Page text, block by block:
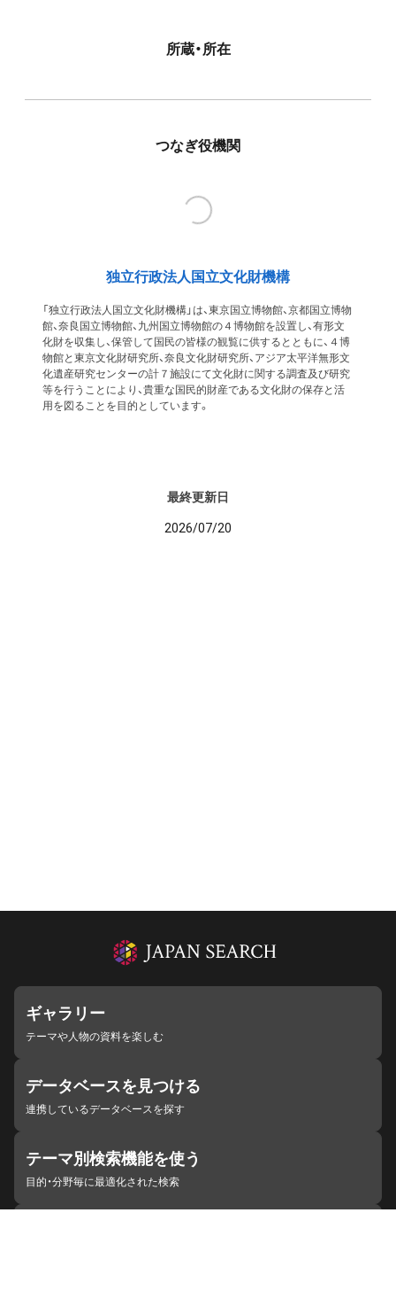
所蔵・所在
つなぎ役機関
独立行政法人国立文化財機構
「独立行政法人国立文化財機構」は、東京国立博物館、京都国立博物
館、奈良国立博物館、九州国立博物館の４博物館を設置し、有形文
化財を収集し、保管して国民の皆様の観覧に供するとともに、４博
物館と東京文化財研究所、奈良文化財研究所、アジア太平洋無形文
化遺産研究センターの計７施設にて文化財に関する調査及び研究
等を行うことにより、貴重な国民的財産である文化財の保存と活
用を図ることを目的としています。
最終更新日
2026/07/20
ギャラリー
テーマや人物の資料を楽しむ
データベースを見つける
連携しているデータベースを探す
テーマ別検索機能を使う
目的・分野毎に最適化された検索